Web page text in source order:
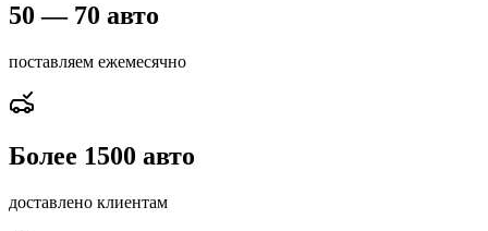
50 — 70 авто
поставляем ежемесячно
Более 1500 авто
доставлено клиентам